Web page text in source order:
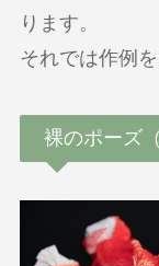
ります。
それでは作例
裸のポーズ